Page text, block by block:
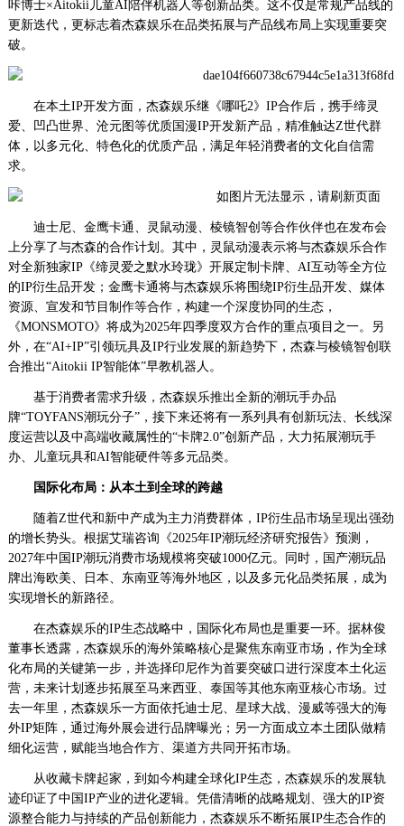
咔博士×Aitokii儿童AI陪伴机器人等创新品类。这不仅是常规产品线的
更新迭代，更标志着杰森娱乐在品类拓展与产品线布局上实现重要突
破。
在本土IP开发方面，杰森娱乐继《哪吒2》IP合作后，携手缔灵
爱、凹凸世界、沧元图等优质国漫IP开发新产品，精准触达Z世代群
体，以多元化、特色化的优质产品，满足年轻消费者的文化自信需
求。
迪士尼、金鹰卡通、灵鼠动漫、棱镜智创等合作伙伴也在发布会
上分享了与杰森的合作计划。其中，灵鼠动漫表示将与杰森娱乐合作
对全新独家IP《缔灵爱之默水玲珑》开展定制卡牌、AI互动等全方位
的IP衍生品开发；金鹰卡通将与杰森娱乐将围绕IP衍生品开发、媒体
资源、宣发和节目制作等合作，构建一个深度协同的生态，
《MONSMOTO》将成为2025年四季度双方合作的重点项目之一。另
外，在“AI+IP”引领玩具及IP行业发展的新趋势下，杰森与棱镜智创联
合推出“Aitokii IP智能体”早教机器人。
基于消费者需求升级，杰森娱乐推出全新的潮玩手办品
牌“TOYFANS潮玩分子”，接下来还将有一系列具有创新玩法、长线深
度运营以及中高端收藏属性的“卡牌2.0”创新产品，大力拓展潮玩手
办、儿童玩具和AI智能硬件等多元品类。
国际化布局：从本土到全球的跨越
随着Z世代和新中产成为主力消费群体，IP衍生品市场呈现出强劲
的增长势头。根据艾瑞咨询《2025年IP潮玩经济研究报告》预测，
2027年中国IP潮玩消费市场规模将突破1000亿元。同时，国产潮玩品
牌出海欧美、日本、东南亚等海外地区，以及多元化品类拓展，成为
实现增长的新路径。
在杰森娱乐的IP生态战略中，国际化布局也是重要一环。据林俊
董事长透露，杰森娱乐的海外策略核心是聚焦东南亚市场，作为全球
化布局的关键第一步，并选择印尼作为首要突破口进行深度本土化运
营，未来计划逐步拓展至马来西亚、泰国等其他东南亚核心市场。过
去一年里，杰森娱乐一方面依托迪士尼、星球大战、漫威等强大的海
外IP矩阵，通过海外展会进行品牌曝光；另一方面成立本土团队做精
细化运营，赋能当地合作方、渠道方共同开拓市场。
从收藏卡牌起家，到如今构建全球化IP生态，杰森娱乐的发展轨
迹印证了中国IP产业的进化逻辑。凭借清晰的战略规划、强大的IP资
源整合能力与持续的产品创新能力，杰森娱乐不断拓展IP生态合作的